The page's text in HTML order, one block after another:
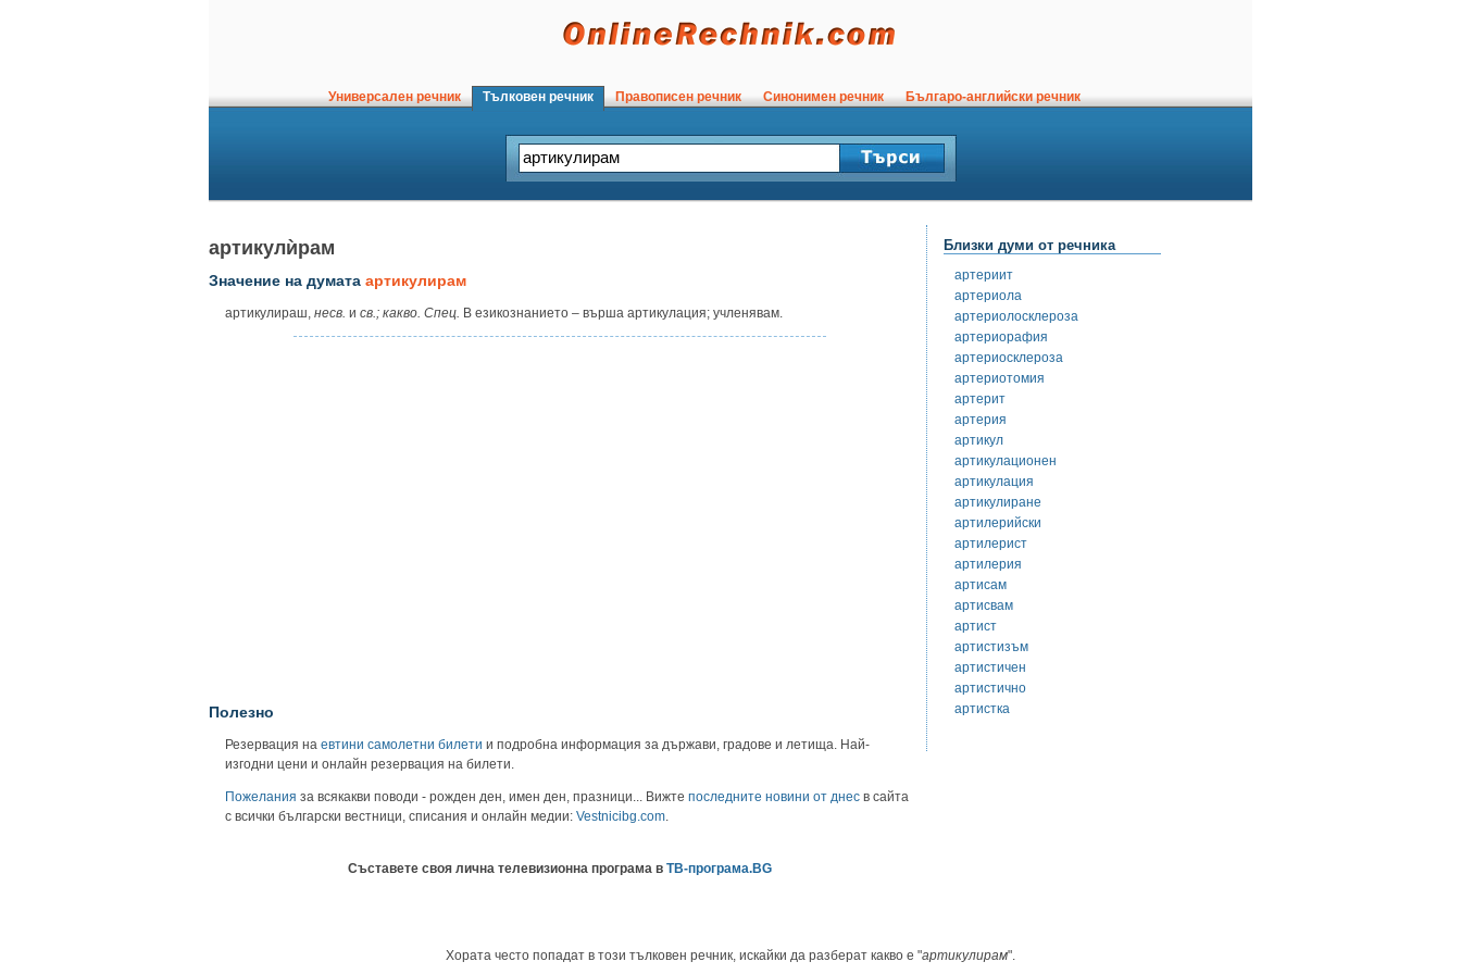
Универсален речник Тълковен речник Правописен речник Синонимен речник Българо-английски речник
артикулѝрам
Значение на думата артикулирам
артикулираш, несв. и св.; какво. Спец. В езикознанието – върша артикулация; учленявам.
Полезно
Резервация на евтини самолетни билети и подробна информация за държави, градове и летища. Най-
изгодни цени и онлайн резервация на билети.
Пожелания за всякакви поводи - рожден ден, имен ден, празници... Вижте последните новини от днес в сайта
с всички български вестници, списания и онлайн медии: Vestnicibg.com
Съставете своя лична телевизионна програма в ТВ-програма.BG
Близки думи от речника
артериит
артериола
артериолосклероза
артериорафия
артериосклероза
артериотомия
артерит
артерия
артикул
артикулационен
артикулация
артикулиране
артилерийски
артилерист
артилерия
артисам
артисвам
артист
артистизъм
артистичен
артистично
артистка
Хората често попадат в този тълковен речник, искайки да разберат какво е "артикулирам".